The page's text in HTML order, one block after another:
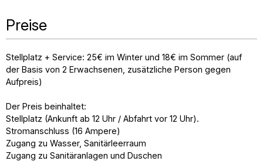
Preise
Stellplatz + Service: 25€ im Winter und 18€ im Sommer (auf
der Basis von 2 Erwachsenen, zusätzliche Person gegen
Aufpreis)
Der Preis beinhaltet:
Stellplatz (Ankunft ab 12 Uhr / Abfahrt vor 12 Uhr).
Stromanschluss (16 Ampere)
Zugang zu Wasser, Sanitärleerraum
Zugang zu Sanitäranlagen und Duschen